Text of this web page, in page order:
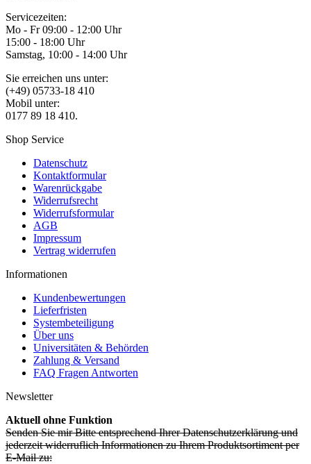
Servicezeiten:
Mo - Fr 09:00 - 12:00 Uhr
15:00 - 18:00 Uhr
Samstag, 10:00 - 14:00 Uhr
Sie erreichen uns unter:
(+49) 05733-18 410
Mobil unter:
0177 89 18 410.
Shop Service
Datenschutz
Kontaktformular
Warenrückgabe
Widerrufsrecht
Widerrufsformular
AGB
Impressum
Vertrag widerrufen
Informationen
Kundenbewertungen
Lieferfristen
Systembeteiligung
Über uns
Universitäten & Behörden
Zahlung & Versand
FAQ Fragen Antworten
Newsletter
Aktuell ohne Funktion
Senden Sie mir Bitte entsprechend Ihrer Datenschutzerklärung und
jederzeit widerruflich Informationen zu Ihrem Produktsortiment per
E-Mail zu: